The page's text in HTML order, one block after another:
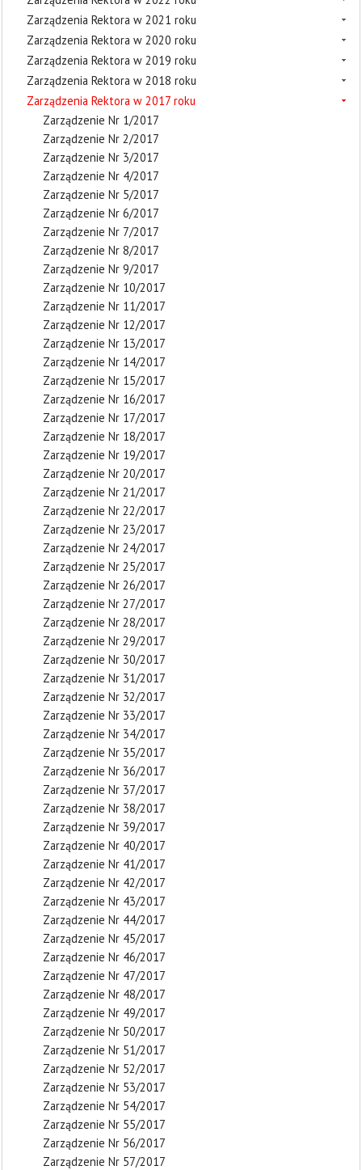
Zarządzenia Rektora w 2021 roku
Zarządzenia Rektora w 2020 roku
Zarządzenia Rektora w 2019 roku
Zarządzenia Rektora w 2018 roku
Zarządzenia Rektora w 2017 roku
Zarządzenie Nr 1/2017
Zarządzenie Nr 2/2017
Zarządzenie Nr 3/2017
Zarządzenie Nr 4/2017
Zarządzenie Nr 5/2017
Zarządzenie Nr 6/2017
Zarządzenie Nr 7/2017
Zarządzenie Nr 8/2017
Zarządzenie Nr 9/2017
Zarządzenie Nr 10/2017
Zarządzenie Nr 11/2017
Zarządzenie Nr 12/2017
Zarządzenie Nr 13/2017
Zarządzenie Nr 14/2017
Zarządzenie Nr 15/2017
Zarządzenie Nr 16/2017
Zarządzenie Nr 17/2017
Zarządzenie Nr 18/2017
Zarządzenie Nr 19/2017
Zarządzenie Nr 20/2017
Zarządzenie Nr 21/2017
Zarządzenie Nr 22/2017
Zarządzenie Nr 23/2017
Zarządzenie Nr 24/2017
Zarządzenie Nr 25/2017
Zarządzenie Nr 26/2017
Zarządzenie Nr 27/2017
Zarządzenie Nr 28/2017
Zarządzenie Nr 29/2017
Zarządzenie Nr 30/2017
Zarządzenie Nr 31/2017
Zarządzenie Nr 32/2017
Zarządzenie Nr 33/2017
Zarządzenie Nr 34/2017
Zarządzenie Nr 35/2017
Zarządzenie Nr 36/2017
Zarządzenie Nr 37/2017
Zarządzenie Nr 38/2017
Zarządzenie Nr 39/2017
Zarządzenie Nr 40/2017
Zarządzenie Nr 41/2017
Zarządzenie Nr 42/2017
Zarządzenie Nr 43/2017
Zarządzenie Nr 44/2017
Zarządzenie Nr 45/2017
Zarządzenie Nr 46/2017
Zarządzenie Nr 47/2017
Zarządzenie Nr 48/2017
Zarządzenie Nr 49/2017
Zarządzenie Nr 50/2017
Zarządzenie Nr 51/2017
Zarządzenie Nr 52/2017
Zarządzenie Nr 53/2017
Zarządzenie Nr 54/2017
Zarządzenie Nr 55/2017
Zarządzenie Nr 56/2017
Zarządzenie Nr 57/2017